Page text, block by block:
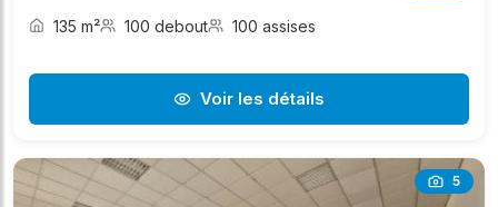
135 m² 100 debout 100 assises
Voir les détails
5